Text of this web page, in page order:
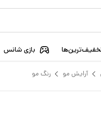
بازی شانس
آرایش مو رنگ مو